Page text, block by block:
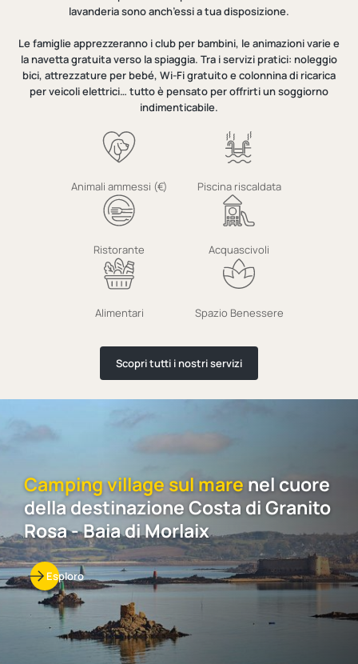
lavanderia sono anch’essi a tua disposizione.
Le famiglie apprezzeranno i club per bambini, le animazioni varie e
la navetta gratuita verso la spiaggia. Tra i servizi pratici: noleggio
bici, attrezzature per bebé, Wi-Fi gratuito e colonnina di ricarica
per veicoli elettrici… tutto è pensato per offrirti un soggiorno
indimenticabile.
Animali ammessi (€) Piscina riscaldata
Ristorante Acquascivoli
Alimentari Spazio Benessere
Scopri tutti i nostri servizi
Camping village sul marenel cuore
della destinazione Costa di Granito
Rosa - Baia di Morlaix
Esploro